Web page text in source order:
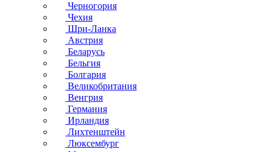
Черногория
Чехия
Шри-Ланка
Австрия
Беларусь
Бельгия
Болгария
Великобритания
Венгрия
Германия
Ирландия
Лихтенштейн
Люксембург